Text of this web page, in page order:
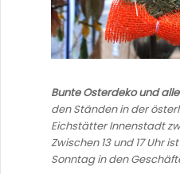
Bunte Osterdeko und
den Ständen in der
Eichstätter Innenstadt
Zwischen 13 und 17 Uhr
Sonntag in den